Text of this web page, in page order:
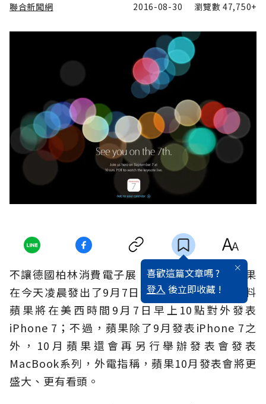
聯合新聞網 2016-08-30 瀏覽數47,750+
喜歡這篇文章嗎 ?
登入 後立即收藏 !
不讓德國柏林消費電子展（IFA）專美於前，蘋果
在今天凌晨發出了9月7日特別活動邀請函，預料
蘋果將在美西時間9月7日早上10點對外發表
iPhone 7；不過，蘋果除了9月發表iPhone 7之
外，10月蘋果還會再另行舉辦發表會發表
MacBook系列，外電指稱，蘋果10月發表會將更
盛大、更有看頭。